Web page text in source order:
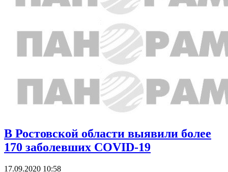
В Ростовской области выявили более
170 заболевших COVID-19
17.09.2020 10:58